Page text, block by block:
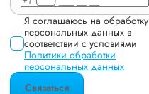
Я соглашаюсь на обработку
персональных данных в
соответствии с условиями
Политики обработки
персональных данных
Связаться